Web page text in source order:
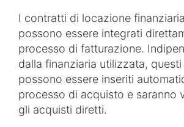
I contratti di locazione
possono essere integrati
processo di fatturazione.
dalla finanziaria utilizzata,
possono essere inseriti
processo di acquisto e saranno
gli acquisti diretti.